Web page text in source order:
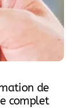
de
complet